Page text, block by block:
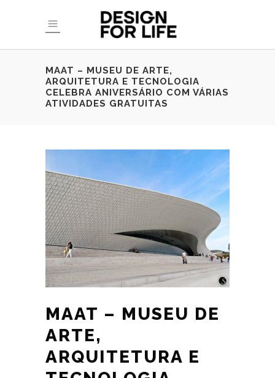
MAAT – MUSEU DE ARTE,
ARQUITETURA E TECNOLOGIA
CELEBRA ANIVERSÁRIO COM VÁRIAS
ATIVIDADES GRATUITAS
MAAT – MUSEU DE
ARTE,
ARQUITETURA E